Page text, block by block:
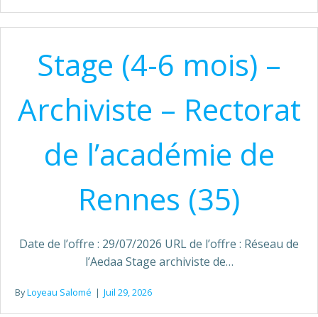
Stage (4-6 mois) –
Archiviste – Rectorat
de l’académie de
Rennes (35)
Date de l’offre : 29/07/2026 URL de l’offre : Réseau de
l’Aedaa Stage archiviste de…
ByLoyeau Salomé | Juil 29, 2026